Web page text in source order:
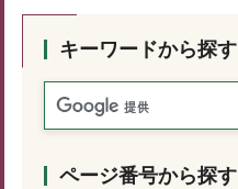
キーワードから探す
ページ番号から探す